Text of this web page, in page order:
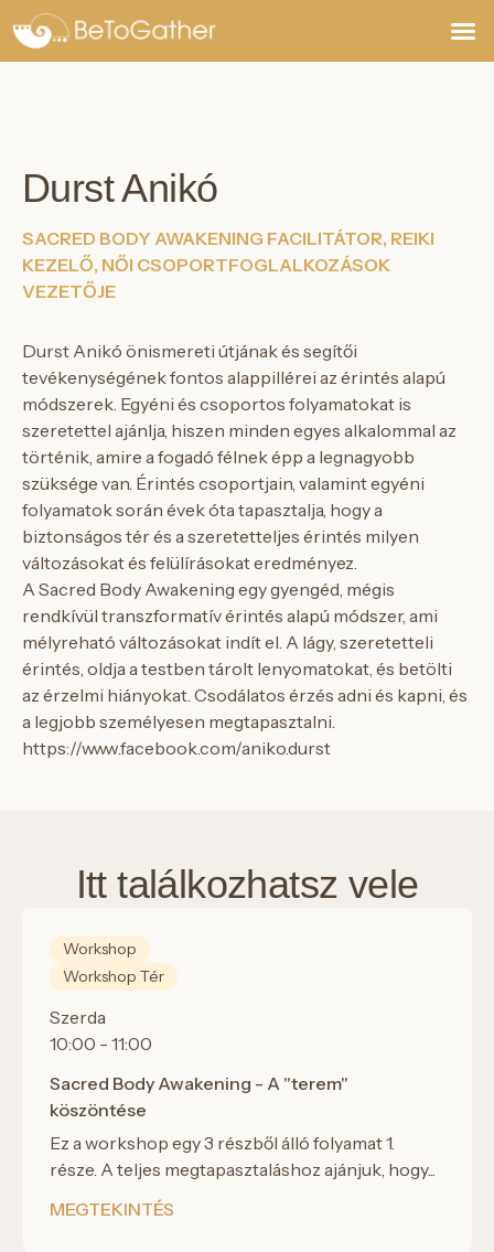
Durst Anikó
SACRED BODY AWAKENING FACILITÁTOR, REIKI
KEZELŐ, NŐI CSOPORTFOGLALKOZÁSOK
VEZETŐJE
Durst Anikó önismereti útjának és segítői
tevékenységének fontos alappillérei az érintés alapú
módszerek. Egyéni és csoportos folyamatokat is
szeretettel ajánlja, hiszen minden egyes alkalommal az
történik, amire a fogadó félnek épp a legnagyobb
szüksége van. Érintés csoportjain, valamint egyéni
folyamatok során évek óta tapasztalja, hogy a
biztonságos tér és a szeretetteljes érintés milyen
változásokat és felülírásokat eredményez.
A Sacred Body Awakening egy gyengéd, mégis
rendkívül transzformatív érintés alapú módszer, ami
mélyreható változásokat indít el. A lágy, szeretetteli
érintés, oldja a testben tárolt lenyomatokat, és betölti
az érzelmi hiányokat. Csodálatos érzés adni és kapni, és
a legjobb személyesen megtapasztalni.
https://www.facebook.com/aniko.durst
Itt találkozhatsz vele
Workshop
Workshop Tér
Szerda
10:00 - 11:00
Sacred Body Awakening - A "terem"
köszöntése
Ez a workshop egy 3 részből álló folyamat 1.
része. A teljes megtapasztaláshoz ajánjuk, hogy...
MEGTEKINTÉS